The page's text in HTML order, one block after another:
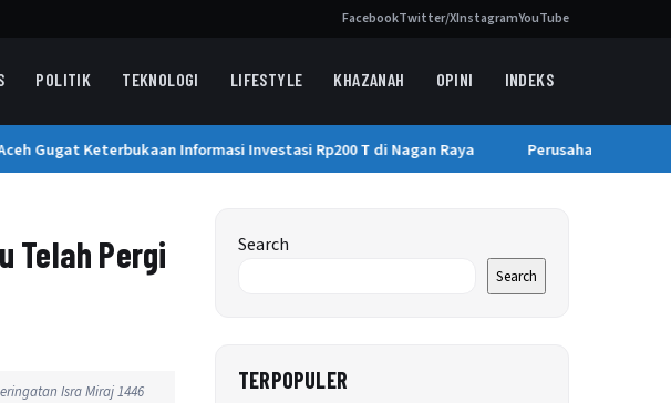
FacebookTwitter/XInstagramYouTube
POLITIK TEKNOLOGI LIFESTYLE KHAZANAH OPINI INDEKS
Gugat Keterbukaan Informasi Investasi Rp200 T di Nagan Raya Perusahaan AI
Telah Pergi
Isra Miraj 1446
Search
Search
TERPOPULER